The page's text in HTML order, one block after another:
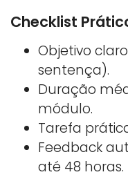
Checklist
Objetivo
sentença).
Duração
módulo.
Tarefa
Feedback
até 48 horas.